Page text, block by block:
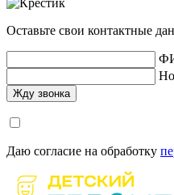
Оставьте свои контактные
Даю согласие на обработку